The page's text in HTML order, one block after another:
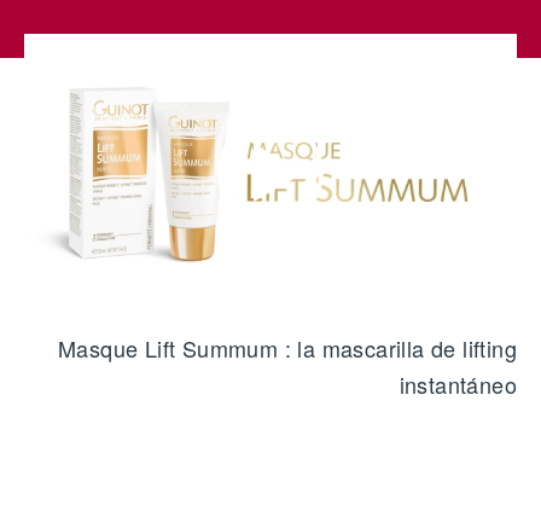
Masque Lift Summum : la mascarilla de lifting
instantáneo